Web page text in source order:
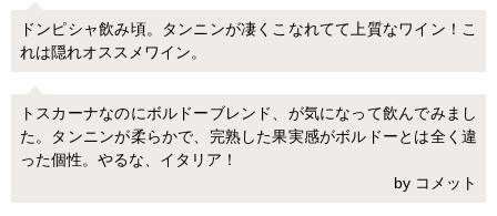
ドンピシャ飲み頃。タンニンが凄くこなれてて上質なワイン！こ
れは隠れオススメワイン。
トスカーナなのにボルドーブレンド、が気になって飲んでみまし
た。タンニンが柔らかで、完熟した果実感がボルドーとは全く違
った個性。やるな、イタリア！
by コメット